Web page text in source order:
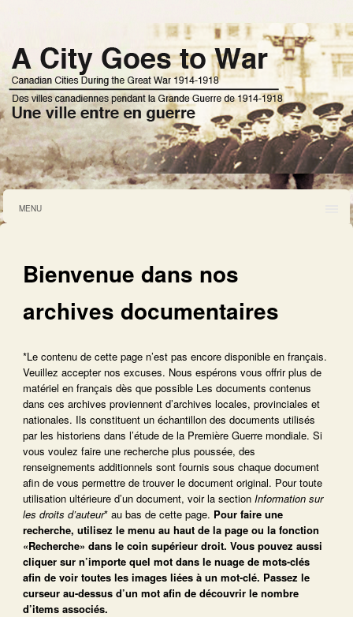
MENU
Bienvenue dans nos
archives documentaires
*Le contenu de cette page n’est pas encore disponible en français.
Veuillez accepter nos excuses. Nous espérons vous offrir plus de
matériel en français dès que possible Les documents contenus
dans ces archives proviennent d’archives locales, provinciales et
nationales. Ils constituent un échantillon des documents utilisés
par les historiens dans l’étude de la Première Guerre mondiale. Si
vous voulez faire une recherche plus poussée, des
renseignements additionnels sont fournis sous chaque document
afin de vous permettre de trouver le document original. Pour toute
utilisation ultérieure d’un document, voir la section Information sur
les droits d’auteur* au bas de cette page. Pour faire une
recherche, utilisez le menu au haut de la page ou la fonction
«Recherche» dans le coin supérieur droit. Vous pouvez aussi
cliquer sur n’importe quel mot dans le nuage de mots-clés
afin de voir toutes les images liées à un mot-clé. Passez le
curseur au-dessus d’un mot afin de découvrir le nombre
d’items associés.